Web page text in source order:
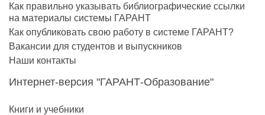
Как правильно указывать библиографические ссылки
на материалы системы ГАРАНТ
Как опубликовать свою работу в системе ГАРАНТ?
Вакансии для студентов и выпускников
Наши контакты
Интернет-версия "ГАРАНТ-Образование"
Книги и учебники